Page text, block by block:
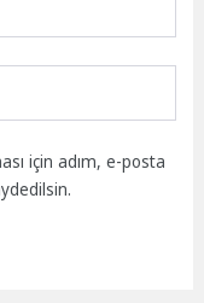
için adım, e-posta